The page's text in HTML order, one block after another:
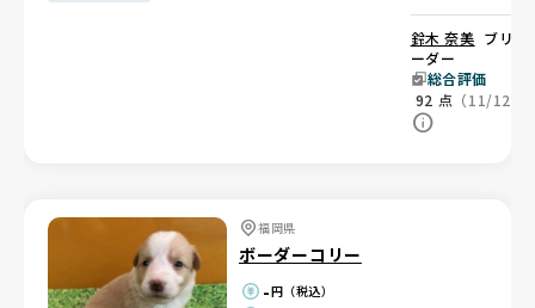
鈴木 奈美 ブリ
ーダー
総合評価
92 点 （11/12）
福岡県
ボーダーコリー
-円（税込）